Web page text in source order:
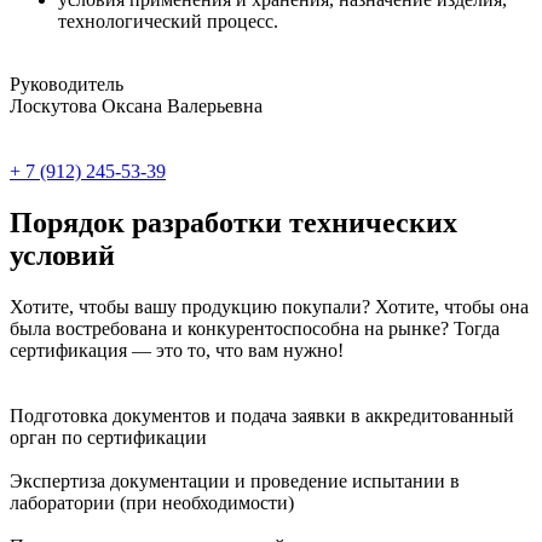
технологический процесс.
Руководитель
Лоскутова Оксана Валерьевна
+ 7 (912) 245-53-39
Порядок разработки технических
условий
Хотите, чтобы вашу продукцию покупали? Хотите, чтобы она
была востребована и конкурентоспособна на рынке? Тогда
сертификация — это то, что вам нужно!
Подготовка документов и подача заявки в аккредитованный
орган по сертификации
Экспертиза документации и проведение испытании в
лаборатории (при необходимости)